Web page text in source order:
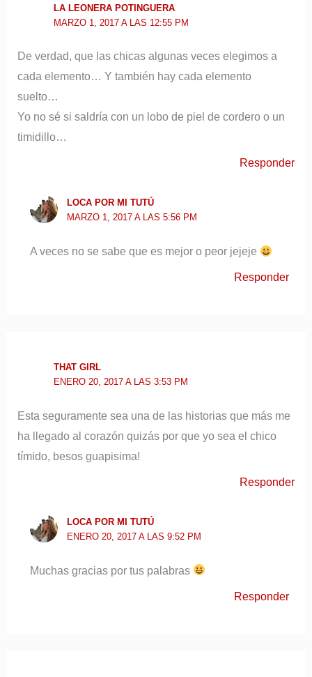
LA LEONERA POTINGUERA
MARZO 1, 2017 A LAS 12:55 PM
De verdad, que las chicas algunas veces elegimos a
cada elemento… Y también hay cada elemento
suelto…
Yo no sé si saldría con un lobo de piel de cordero o un
timidillo…
Responder
LOCA POR MI TUTÚ
MARZO 1, 2017 A LAS 5:56 PM
A veces no se sabe que es mejor o peor jejeje
Responder
THAT GIRL
ENERO 20, 2017 A LAS 3:53 PM
Esta seguramente sea una de las historias que más me
ha llegado al corazón quizás por que yo sea el chico
tímido, besos guapisima!
Responder
LOCA POR MI TUTÚ
ENERO 20, 2017 A LAS 9:52 PM
Muchas gracias por tus palabras
Responder